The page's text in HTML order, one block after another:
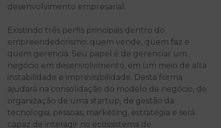
desenvolvimento empresarial.
Existindo três perfis principais dentro do
empreendedorismo: quem vende, quem faz e
quem gerencia. Seu papel é de gerenciar um
negócio em desenvolvimento, em um meio de alta
instabilidade e imprevisibilidade. Desta forma
ajudará na consolidação do modelo de negócio, de
organização de uma startup, de gestão da
tecnologia, pessoas, marketing, estratégia e será
capaz de interagir no ecossistema de